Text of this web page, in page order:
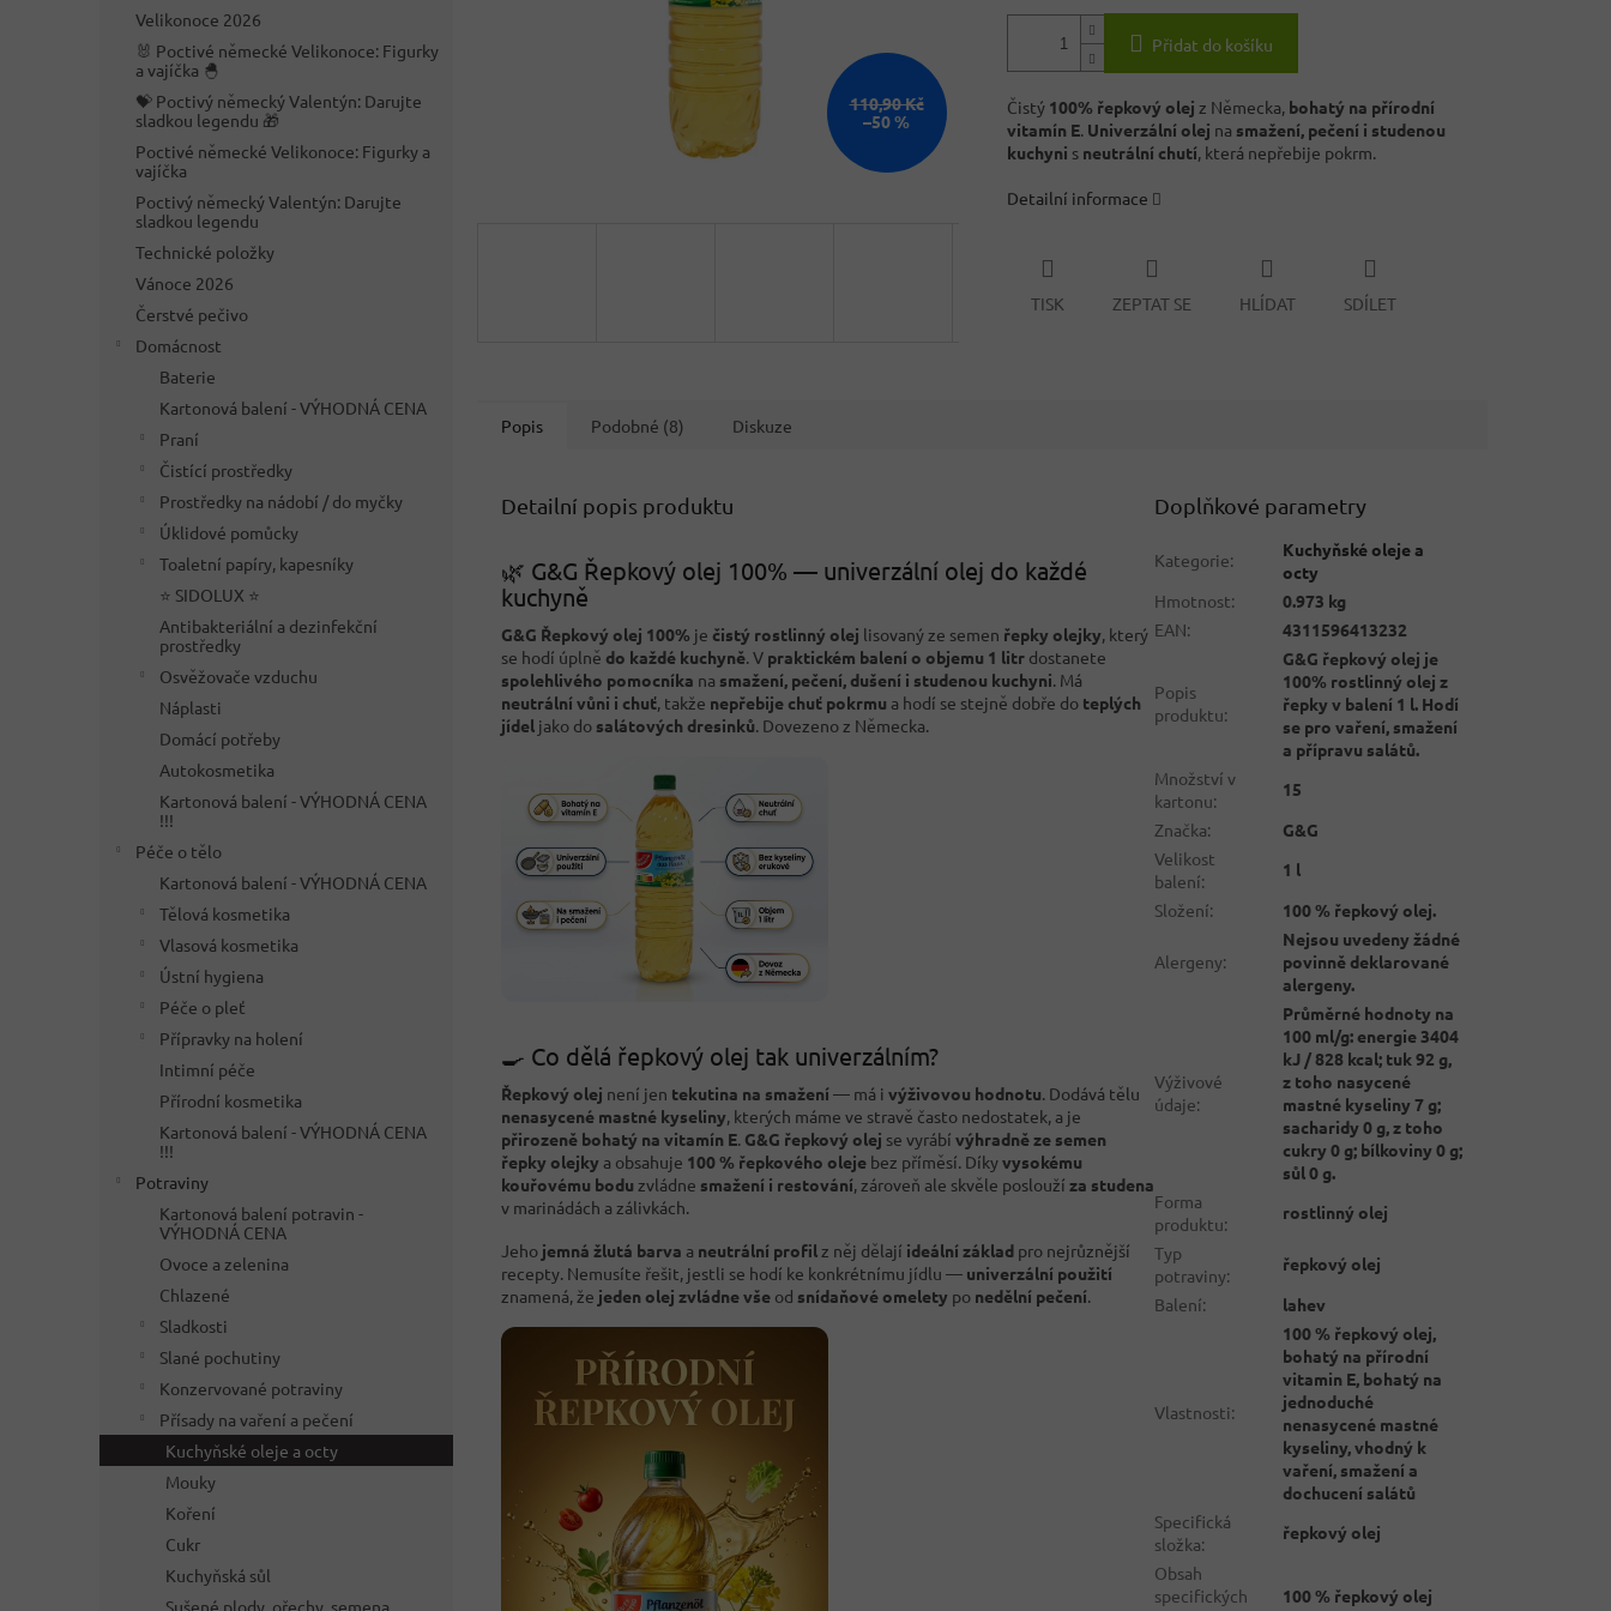
Velikonoce 2026
🐰 Poctivé německé Velikonoce: Figurky
a vajíčka 🐣
💝 Poctivý německý Valentýn: Darujte
sladkou legendu 🎁
Poctivé německé Velikonoce: Figurky a
vajíčka
Poctivý německý Valentýn: Darujte
sladkou legendu
Technické položky
Vánoce 2026
Čerstvé pečivo
Domácnost
Baterie
Kartonová balení - VÝHODNÁ CENA
Praní
Čistící prostředky
Prostředky na nádobí / do myčky
Úklidové pomůcky
Toaletní papíry, kapesníky
⭐ SIDOLUX ⭐
Antibakteriální a dezinfekční
prostředky
Osvěžovače vzduchu
Náplasti
Domácí potřeby
Autokosmetika
Kartonová balení - VÝHODNÁ CENA
!!!
Péče o tělo
Kartonová balení - VÝHODNÁ CENA
Tělová kosmetika
Vlasová kosmetika
Ústní hygiena
Péče o pleť
Přípravky na holení
Intimní péče
Přírodní kosmetika
Kartonová balení - VÝHODNÁ CENA
!!!
Potraviny
Kartonová balení potravin -
VÝHODNÁ CENA
Ovoce a zelenina
Chlazené
Sladkosti
Slané pochutiny
Konzervované potraviny
Přísady na vaření a pečení
Kuchyňské oleje a octy
Mouky
Koření
Cukr
Kuchyňská sůl
Sušené plody, ořechy, semena
110,90 Kč
–50 %
Přidat do košíku
Čistý 100% řepkový olej z Německa, bohatý na přírodní
vitamín E. Univerzální olej na smažení, pečení i studenou
kuchyni s neutrální chutí, která nepřebije pokrm.
Detailní informace
TISK ZEPTAT SE HLÍDAT SDÍLET
Popis Podobné (8) Diskuze
Detailní popis produktu
🌿 G&G Řepkový olej 100% — univerzální olej do každé
kuchyně
G&G Řepkový olej 100% je čistý rostlinný olej lisovaný ze semen řepky olejky , který
se hodí úplně do každé kuchyně . V praktickém balení o objemu 1 litr dostanete
spolehlivého pomocníka na smažení, pečení, dušení i studenou kuchyni . Má
neutrální vůni i chuť , takže nepřebije chuť pokrmu a hodí se stejně dobře do teplých
jídel jako do salátových dresinků . Dovezeno z Německa.
🍳 Co dělá řepkový olej tak univerzálním?
Řepkový olej není jen tekutina na smažení — má i výživovou hodnotu. Dodává tělu
nenasycené mastné kyseliny, kterých máme ve stravě často nedostatek, a je
přirozeně bohatý na vitamín E. G&G řepkový olej se vyrábí výhradně ze semen
řepky olejky a obsahuje 100 % řepkového oleje bez příměsí. Díkyvysokému
kouřovému bodu zvládne smažení i restování, zároveň ale skvěle poslouží za studena
v marinádách a zálivkách.
Jeho jemná žlutá barva a neutrální profil z něj dělají ideální základ pro nejrůznější
recepty. Nemusíte řešit, jestli se hodí ke konkrétnímu jídlu — univerzální použití
znamená, že jeden olej zvládne vše od snídaňové omelety po nedělní pečení.
Doplňkové parametry
Kategorie:
Kuchyňské oleje a
octy
Hmotnost:
0.973 kg
EAN: 4311596413232
Popis
produktu:
G&G řepkový olej je
100% rostlinný olej z
řepky v balení 1 l. Hodí
se pro vaření, smažení
a přípravu salátů.
Množství v
kartonu:
15
Značka:
G&G
Velikost
balení:
1 l
Složení: 100 % řepkový olej.
Alergeny:
Nejsou uvedeny žádné
povinně deklarované
alergeny.
Výživové
údaje:
Průměrné hodnoty na
100 ml/g: energie 3404
kJ / 828 kcal; tuk 92 g,
z toho nasycené
mastné kyseliny 7 g;
sacharidy 0 g, z toho
cukry 0 g; bílkoviny 0 g;
sůl 0 g.
Forma
produktu:
rostlinný olej
Typ
potraviny:
řepkový olej
Balení: lahev
Vlastnosti:
100 % řepkový olej,
bohatý na přírodní
vitamin E, bohatý na
jednoduché
nenasycené mastné
kyseliny, vhodný k
vaření, smažení a
dochucení salátů
Specifická
složka:
řepkový olej
Obsah
specifických
100 % řepkový olej